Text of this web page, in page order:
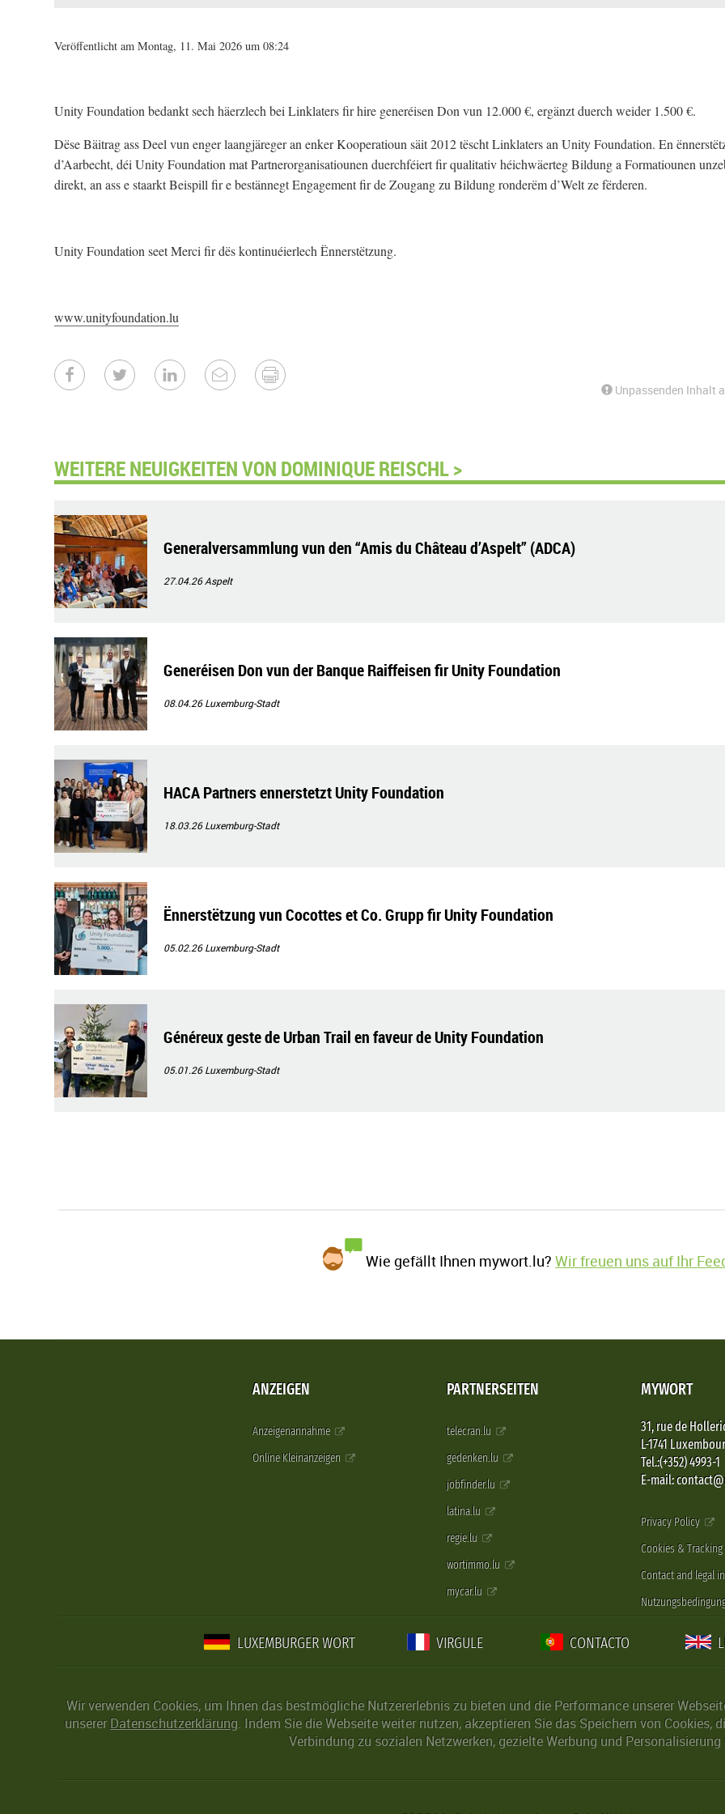
Veröffentlicht am Montag, 11. Mai 2026 um 08:24
Unity Foundation bedankt sech häerzlech bei Linklaters fir hire generéisen Don vun 12.000 €, ergänzt duerch weider 1.500 €.
Dëse Bäitrag ass Deel vun enger laangjäreger an enker Kooperatioun säit 2012 tëscht Linklaters an Unity Foundation. En
d’Aarbecht, déi Unity Foundation mat Partnerorganisatiounen duerchféiert fir qualitativ héichwäerteg Bildung a Formatiounen
direkt, an ass e staarkt Beispill fir e bestännegt Engagement fir de Zougang zu Bildung ronderëm d’Welt ze fërderen.
Unity Foundation seet Merci fir dës kontinuéierlech Ënnerstëtzung.
www.unityfoundation.lu
Unpassenden Inhalt
WEITERE NEUIGKEITEN VON DOMINIQUE REISCHL >
Generalversammlung vun den “Amis du Château d’Aspelt” (ADCA)
27.04.26Aspelt
Generéisen Don vun der Banque Raiffeisen fir Unity Foundation
08.04.26Luxemburg-Stadt
HACA Partners ennerstetzt Unity Foundation
18.03.26Luxemburg-Stadt
Ënnerstëtzung vun Cocottes et Co. Grupp fir Unity Foundation
05.02.26Luxemburg-Stadt
Généreux geste de Urban Trail en faveur de Unity Foundation
05.01.26Luxemburg-Stadt
Wie gefällt Ihnen mywort.lu?Wir freuen uns auf Ihr
ANZEIGEN
Anzeigenannahme
Online Kleinanzeigen
PARTNERSEITEN
telecran.lu
gedenken.lu
jobfinder.lu
latina.lu
regie.lu
wortimmo.lu
mycar.lu
MYWORT
31, rue de
L-1741
Tel.:(+352) 4993-1
E-mail:
Privacy Policy
Cookies & Tracking
Contact and legal
LUXEMBURGER WORT VIRGULE CONTACTO
Wir verwenden Cookies, um Ihnen das bestmögliche Nutzererlebnis zu bieten und die Performance unserer
unserer Datenschutzerklärung. Indem Sie die Webseite weiter nutzen, akzeptieren Sie das Speichern von
Verbindung zu sozialen Netzwerken, gezielte Werbung und